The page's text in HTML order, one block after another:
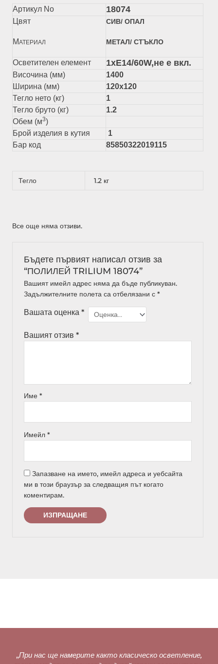
Артикул No 18074
Цвят
МАТЕРИАЛ
СИВ/ ОПАЛ
МЕТАЛ/ СТЪКЛО
Осветителен елемент 1xЕ14/60W,не е вкл.
Височина (мм)
1400
Ширина (мм)
120х120
Тегло нето (кг)
1
Тегло бруто (кг)
1.2
Обем (м3)
Брой изделия в кутия
1
Бар код
85850322019115
Тегло 1.2 кг
Все още няма отзиви.
Бъдете първият написал отзив за
“ПОЛИЛЕЙ TRILIUM 18074”
Вашият имейл адрес няма да бъде публикуван.
Задължителните полета са отбелязани с *
Вашата оценка *
Вашият отзив *
Име *
Имейл *
Запазване на името, имейл адреса и уебсайта
ми в този браузър за следващия път когато
коментирам.
„При нас ще намерите както класическо осветление,